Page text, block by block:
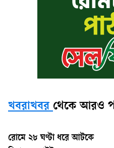
খবরাখবর থেকে আরও
রোমে ২৮ ঘণ্টা ধরে আটকে